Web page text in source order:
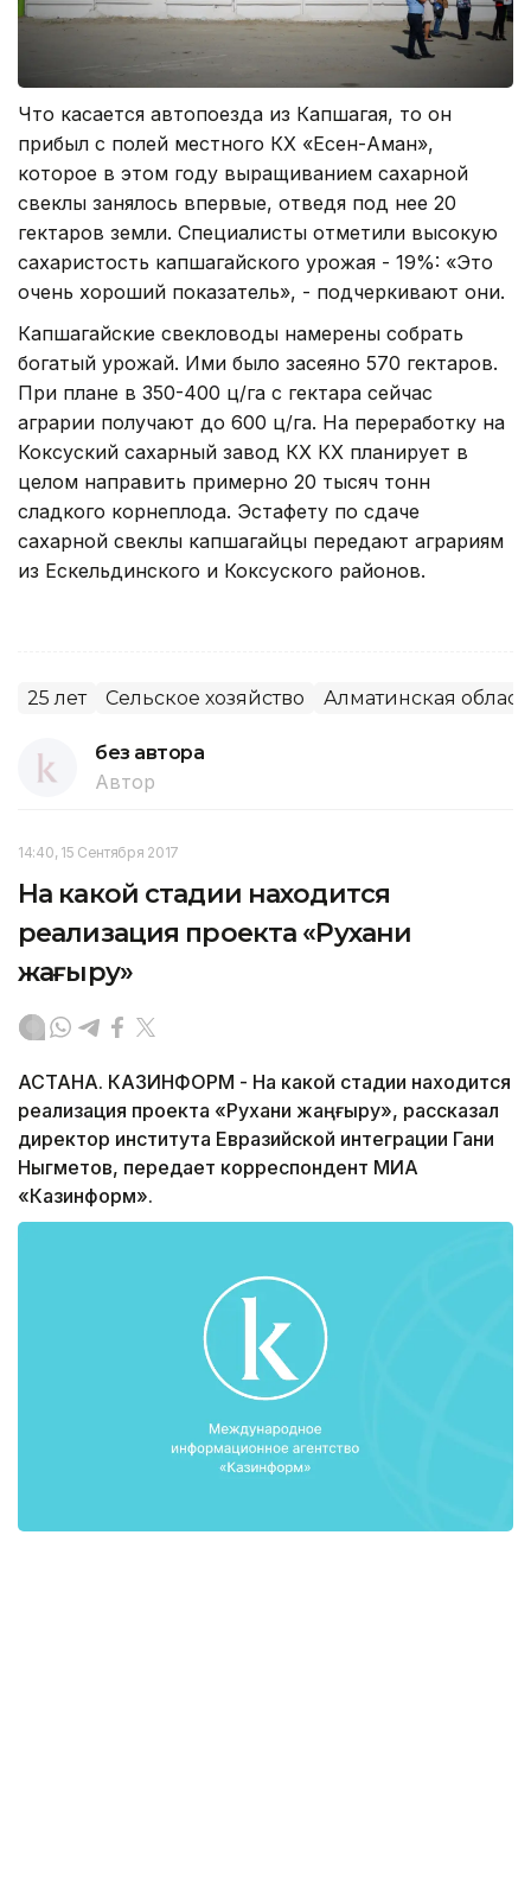
Что касается автопоезда из Капшагая, то он
прибыл с полей местного КХ «Есен-Аман»,
которое в этом году выращиванием сахарной
свеклы занялось впервые, отведя под нее 20
гектаров земли. Специалисты отметили высокую
сахаристость капшагайского урожая - 19%: «Это
очень хороший показатель», - подчеркивают они.
Капшагайские свекловоды намерены собрать
богатый урожай. Ими было засеяно 570 гектаров.
При плане в 350-400 ц/га с гектара сейчас
аграрии получают до 600 ц/га. На переработку на
Коксуский сахарный завод КХ КХ планирует в
целом направить примерно 20 тысяч тонн
сладкого корнеплода. Эстафету по сдаче
сахарной свеклы капшагайцы передают аграриям
из Ескельдинского и Коксуского районов.
25 лет Сельское хозяйство Алматинская
без автора
Автор
14:40, 15 Сентября 2017
На какой стадии находится
реализация проекта «Рухани
жаңғыру»
АСТАНА. КАЗИНФОРМ - На какой стадии находится
реализация проекта «Рухани жаңғыру», рассказал
директор института Евразийской интеграции Гани
Ныгметов, передает корреспондент МИА
«Казинформ».